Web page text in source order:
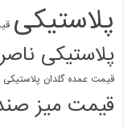
پلاستیکی
پلاستیکی ناصر
قیمت عمده گلدان پلاستیکی
قیمت میز